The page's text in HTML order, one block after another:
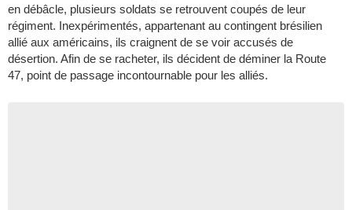
en débâcle, plusieurs soldats se retrouvent coupés de leur
régiment. Inexpérimentés, appartenant au contingent brésilien
allié aux américains, ils craignent de se voir accusés de
désertion. Afin de se racheter, ils décident de déminer la Route
47, point de passage incontournable pour les alliés.